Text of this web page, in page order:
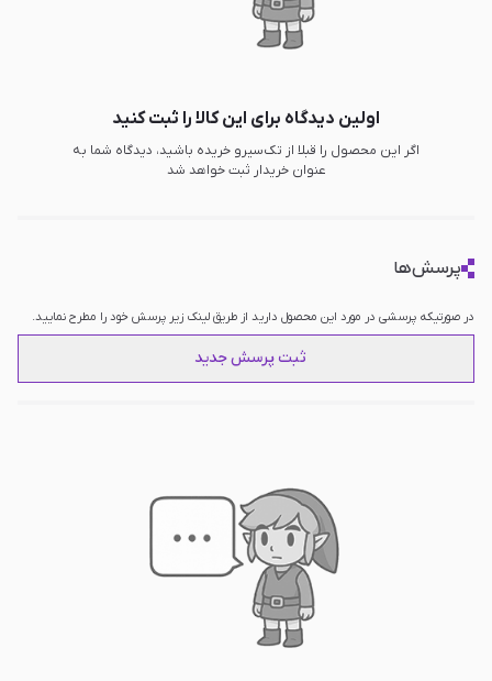
اولین دیدگاه برای این کالا را ثبت کنید
اگر این محصول را قبلا از تک‌سیرو خریده باشید، دیدگاه شما به
عنوان خریدار ثبت خواهد شد
پرسش‌ها
در صورتیکه پرسشی در مورد این محصول دارید از طریق لینک زیر پرسش خود را مطرح نمایید.
ثبت پرسش جدید